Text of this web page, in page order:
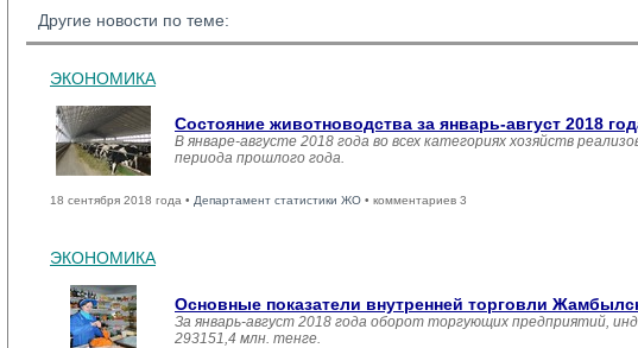
Другие новости по теме:
ЭКОНОМИКА
Состояние животноводства за январь-август 2018
В январе-августе 2018 года во всех категориях хозяйств
периода прошлого года.
18 сентября 2018 года • Департамент статистики ЖО • комментариев 3
ЭКОНОМИКА
Основные показатели внутренней торговли
За январь-август 2018 года оборот торгующих предприятий,
293151,4 млн. тенге.